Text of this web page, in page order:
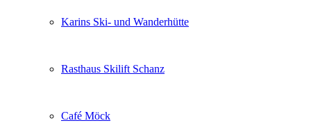
Karins Ski- und Wanderhütte
Rasthaus Skilift Schanz
Café Möck